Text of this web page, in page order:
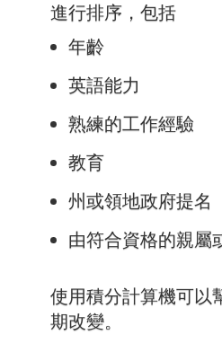
進行排序，包括
年齡
英語能力
熟練的工作經驗
教育
州或領地政府提名
由符合資格的親屬
使用積分計算機可以
期改變。